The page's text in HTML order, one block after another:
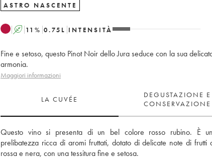
ASTRO NASCENTE
A 11 % 0.75 L INTENSITÀ
Fine e setoso, questo Pinot Noir dello Jura seduce con la sua
armonia.
Maggiori informazioni
LA CUVÉE
DEGUSTAZIONE E
CONSERVAZIONE
Questo vino si presenta di un bel colore rosso rubino. È
prelibatezza ricca di aromi fruttati, dotato di delicate note di frutti
rossa e nera, con una tessitura fine e setosa.